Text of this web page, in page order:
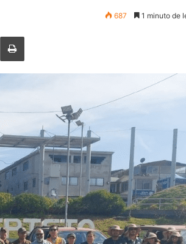
687 1 minuto de
vía email Imprimir